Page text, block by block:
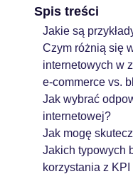
Spis treści
Jakie są
Czym różnią się
internetowych w
e-commerce vs.
Jak wybrać
internetowej?
Jak mogę
Jakich typowych
korzystania z